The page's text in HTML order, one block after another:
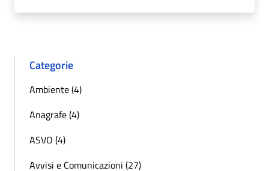
Categorie
Ambiente (4)
Anagrafe (4)
ASVO (4)
Avvisi e Comunicazioni (27)